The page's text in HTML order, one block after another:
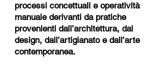
processi concettuali e operatività
manuale derivanti da pratiche
provenienti dall’architettura, dal
design, dall’artigianato e dall’arte
contemporanea.